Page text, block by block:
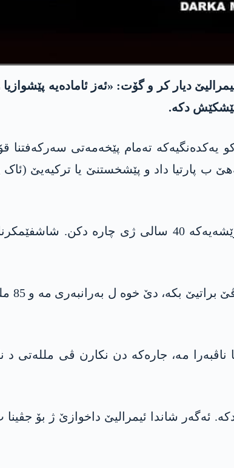
دیار کر و گۆت: «ئه‌ز ئامادەیە
پێشکێش دکە.
تەمام پێخەمەتی سەرکەفتنا
هەبە. چاڤەرێ تێ کرن کو شاندا ناڤبری ل رۆژا 17ێ ڤێ مەهێ ب پارتیا داد و
ئەردۆگان راگەهاند، «ئەم ژ بۆ ترکیەیەکە بێ تەرۆر کار دکن، هەروەسا ئەم
مە، جارەکە دن نکارن ڤی مللەتی د
شاندا ئیمرالیێ داخوازێ ژ بۆ